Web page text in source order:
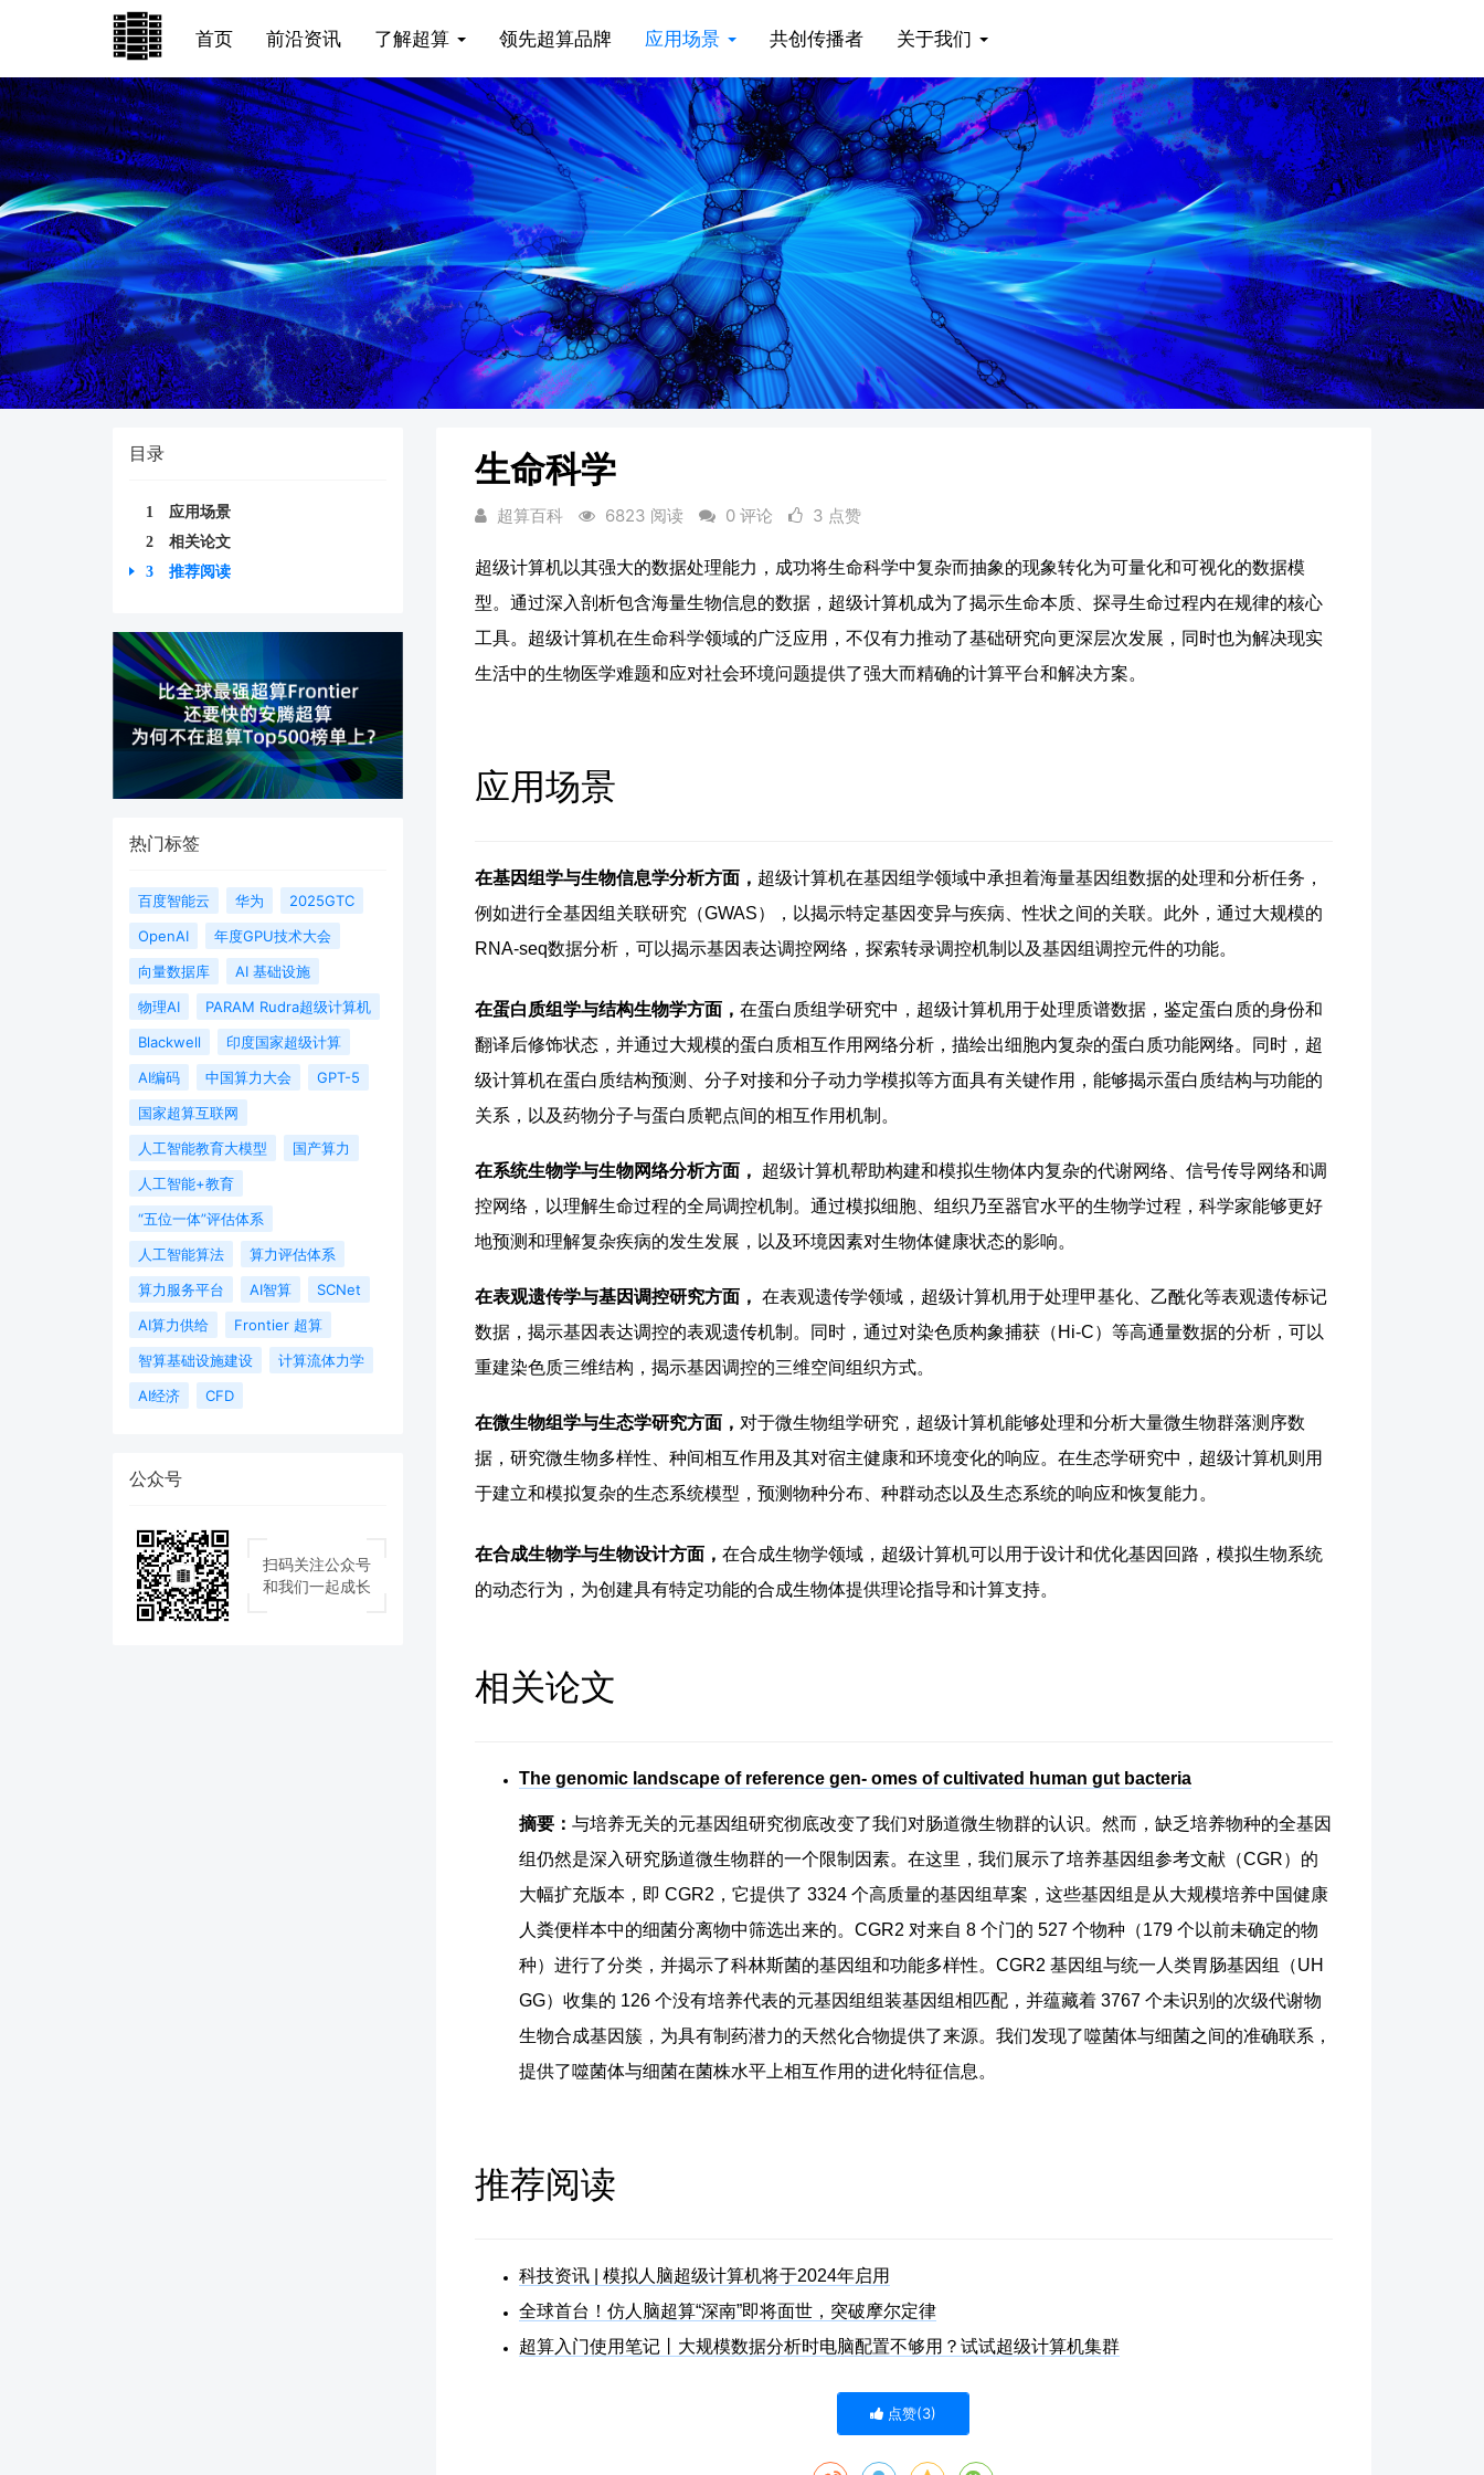
首页 前沿资讯 了解超算 领先超算品牌 应用场景 共创传播者 关于我们
目录
1
应用场景
2
相关论文
3
推荐阅读
热门标签
百度智能云 华为
2025GTC
OpenAI
年度GPU技术大会
向量数据库
AI 基础设施
物理AI
PARAM Rudra超级计算机
Blackwell
印度国家超级计算
AI编码
中国算力大会
GPT-5
国家超算互联网
人工智能教育大模型
国产算力
人工智能+教育
“五位一体”评估体系
人工智能算法
算力评估体系
算力服务平台
AI智算
SCNet
AI算力供给
Frontier 超算
智算基础设施建设
计算流体力学
AI经济
CFD
公众号
扫码关注公众号
和我们一起成长
生命科学
超算百科 6823 阅读 0 评论 3 点赞
超级计算机以其强大的数据处理能力，成功将生命科学中复杂而抽象的现象转化为可量化和可视化的数据模
型。通过深入剖析包含海量生物信息的数据，超级计算机成为了揭示生命本质、探寻生命过程内在规律的核心
工具。超级计算机在生命科学领域的广泛应用，不仅有力推动了基础研究向更深层次发展，同时也为解决现实
生活中的生物医学难题和应对社会环境问题提供了强大而精确的计算平台和解决方案。
应用场景
在基因组学与生物信息学分析方面， 超级计算机在基因组学领域中承担着海量基因组数据的处理和分析任务，
例如进行全基因组关联研究（GWAS），以揭示特定基因变异与疾病、性状之间的关联。此外，通过大规模的
RNA-seq数据分析，可以揭示基因表达调控网络，探索转录调控机制以及基因组调控元件的功能。
在蛋白质组学与结构生物学方面， 在蛋白质组学研究中，超级计算机用于处理质谱数据，鉴定蛋白质的身份和
翻译后修饰状态，并通过大规模的蛋白质相互作用网络分析，描绘出细胞内复杂的蛋白质功能网络。同时，超
级计算机在蛋白质结构预测、分子对接和分子动力学模拟等方面具有关键作用，能够揭示蛋白质结构与功能的
关系，以及药物分子与蛋白质靶点间的相互作用机制。
在系统生物学与生物网络分析方面，
超级计算机帮助构建和模拟生物体内复杂的代谢网络、信号传导网络和调
控网络，以理解生命过程的全局调控机制。通过模拟细胞、组织乃至器官水平的生物学过程，科学家能够更好
地预测和理解复杂疾病的发生发展，以及环境因素对生物体健康状态的影响。
在表观遗传学与基因调控研究方面， 在表观遗传学领域，超级计算机用于处理甲基化、乙酰化等表观遗传标记
数据，揭示基因表达调控的表观遗传机制。同时，通过对染色质构象捕获（Hi-C）等高通量数据的分析，可以
重建染色质三维结构，揭示基因调控的三维空间组织方式。
在微生物组学与生态学研究方面， 对于微生物组学研究，超级计算机能够处理和分析大量微生物群落测序数
据，研究微生物多样性、种间相互作用及其对宿主健康和环境变化的响应。在生态学研究中，超级计算机则用
于建立和模拟复杂的生态系统模型，预测物种分布、种群动态以及生态系统的响应和恢复能力。
在合成生物学与生物设计方面， 在合成生物学领域，超级计算机可以用于设计和优化基因回路，模拟生物系统
的动态行为，为创建具有特定功能的合成生物体提供理论指导和计算支持。
相关论文
The genomic landscape of reference gen- omes of cultivated human gut bacteria
摘要： 与培养无关的元基因组研究彻底改变了我们对肠道微生物群的认识。然而，缺乏培养物种的全基因
组仍然是深入研究肠道微生物群的一个限制因素。在这里，我们展示了培养基因组参考文献（CGR）的
大幅扩充版本，即 CGR2，它提供了 3324 个高质量的基因组草案，这些基因组是从大规模培养中国健康
人粪便样本中的细菌分离物中筛选出来的。CGR2 对来自 8 个门的 527 个物种（179 个以前未确定的物
种）进行了分类，并揭示了科林斯菌的基因组和功能多样性。CGR2 基因组与统一人类胃肠基因组（UH
GG）收集的 126 个没有培养代表的元基因组组装基因组相匹配，并蕴藏着 3767 个未识别的次级代谢物
生物合成基因簇，为具有制药潜力的天然化合物提供了来源。我们发现了噬菌体与细菌之间的准确联系，
提供了噬菌体与细菌在菌株水平上相互作用的进化特征信息。
推荐阅读
科技资讯 | 模拟人脑超级计算机将于2024年启用
全球首台！仿人脑超算“深南”即将面世，突破摩尔定律
超算入门使用笔记丨大规模数据分析时电脑配置不够用？试试超级计算机集群
点赞(3)